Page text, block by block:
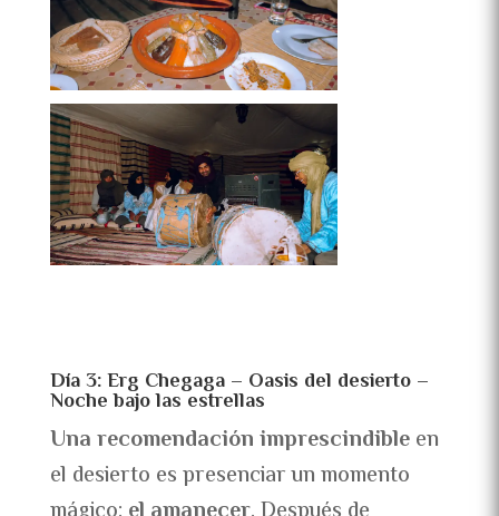
Día 3: Erg Chegaga – Oasis del desierto –
Noche bajo las estrellas
Una recomendación imprescindibleen
el desierto es presenciar un momento